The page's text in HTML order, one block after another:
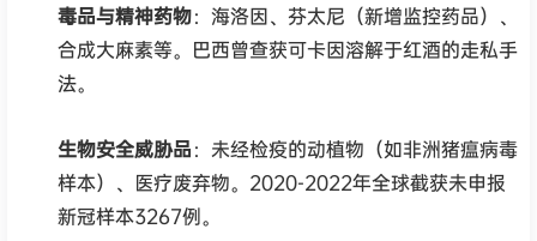
毒品与精神药物：海洛因、芬太尼（新增监控药品）、
合成大麻素等。巴西曾查获可卡因溶解于红酒的走私手
法。
生物安全威胁品：未经检疫的动植物（如非洲猪瘟病毒
样本）、医疗废弃物。2020-2022年全球截获未申报
新冠样本3267例。